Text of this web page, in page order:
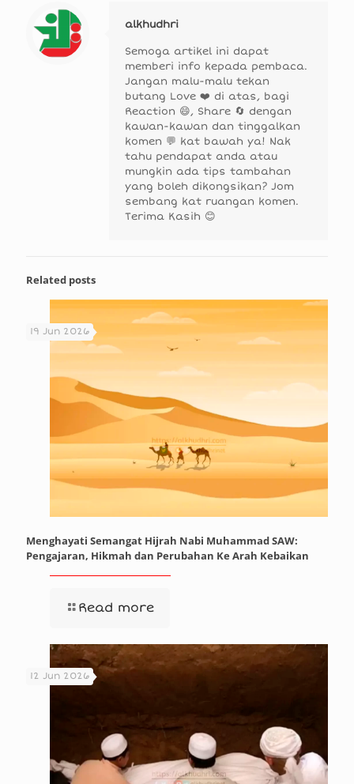
alkhudhri
Semoga artikel ini dapat
memberi info kepada pembaca.
Jangan malu-malu tekan
butang Love ❤️ di atas, bagi
Reaction 😄, Share 🔄 dengan
kawan-kawan dan tinggalkan
komen 💬 kat bawah ya! Nak
tahu pendapat anda atau
mungkin ada tips tambahan
yang boleh dikongsikan? Jom
sembang kat ruangan komen.
Terima Kasih 😊
Related posts
19 Jun 2026
Menghayati Semangat Hijrah Nabi Muhammad SAW:
Pengajaran, Hikmah dan Perubahan Ke Arah Kebaikan
Read more
12 Jun 2026